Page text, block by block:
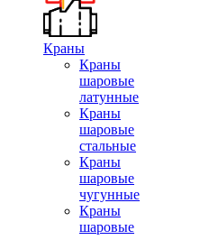
Краны
Краны
шаровые
латунные
Краны
шаровые
стальные
Краны
шаровые
чугунные
Краны
шаровые